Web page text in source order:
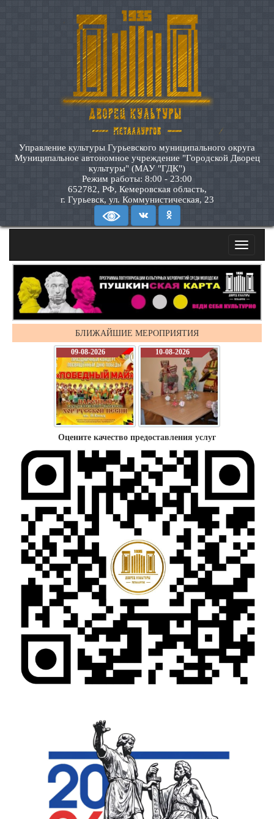
Управление культуры Гурьевского муниципального округа
Муниципальное автономное учреждение "Городской Дворец
культуры" (МАУ "ГДК")
Режим работы: 8:00 - 23:00
652782, РФ, Кемеровская область,
г. Гурьевск, ул. Коммунистическая, 23
Toggle
БЛИЖАЙШИЕ МЕРОПРИЯТИЯ
09-08-2026 10-08-2026
Оцените качество предоставления услуг